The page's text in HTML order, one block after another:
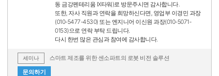
동 금강펜테리움 IX타워)로 방문주시면 감사합니다.
또한, 자사 직원과 연락을 희망하신다면, 영업부 이경민 과장
(010-5477-4530) 또는 엔지니어 이신원 과장(010-5071-
0153)으로 연락 부탁 드립니다.
다시 한번 많은 관심과 참여에 감사합니다.
세미나
스마트 제조를 위한 센소파트의 로봇 비전 솔루션
문의하기